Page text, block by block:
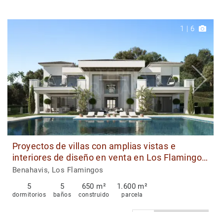
1 | 6
Proyectos de villas con amplias vistas e
interiores de diseño en venta en Los Flamingos
Golf, Benahavis
Benahavis, Los Flamingos
5
dormitorios
5
baños
650 m²
construido
1.600 m²
parcela